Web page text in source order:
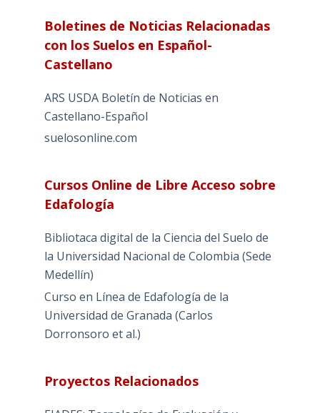
Boletines de Noticias Relacionadas
con los Suelos en Español-
Castellano
ARS USDA Boletín de Noticias en
Castellano-Español
suelosonline.com
Cursos Online de Libre Acceso sobre
Edafología
Bibliotaca digital de la Ciencia del Suelo de
la Universidad Nacional de Colombia (Sede
Medellín)
Curso en Línea de Edafología de la
Universidad de Granada (Carlos
Dorronsoro et al.)
Proyectos Relacionados